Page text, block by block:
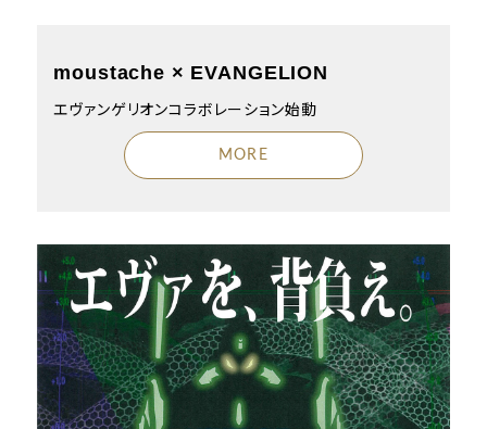
moustache × EVANGELION
エヴァンゲリオンコラボレーション始動
MORE